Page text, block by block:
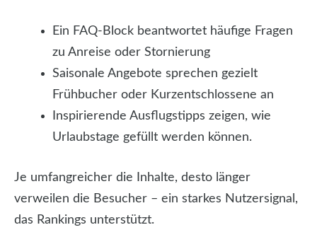
Ein FAQ-Block beantwortet häufige Fragen
zu Anreise oder Stornierung
Saisonale Angebote sprechen gezielt
Frühbucher oder Kurzentschlossene an
Inspirierende Ausflugstipps zeigen, wie
Urlaubstage gefüllt werden können.
Je umfangreicher die Inhalte, desto länger
verweilen die Besucher – ein starkes Nutzersignal,
das Rankings unterstützt.